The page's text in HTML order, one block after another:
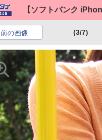
【ソフトバンク
前の画像 (3/7)